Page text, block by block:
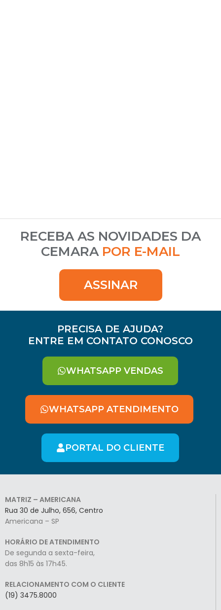
RECEBA AS NOVIDADES DA
CEMARA POR E-MAIL
ASSINAR
PRECISA DE AJUDA?
ENTRE EM CONTATO CONOSCO
WHATSAPP VENDAS
WHATSAPP ATENDIMENTO
PORTAL DO CLIENTE
MATRIZ – AMERICANA
Rua 30 de Julho, 656, Centro
Americana – SP
HORÁRIO DE ATENDIMENTO
De segunda a sexta-feira,
das 8h15 às 17h45.
RELACIONAMENTO COM O CLIENTE
(19) 3475.8000